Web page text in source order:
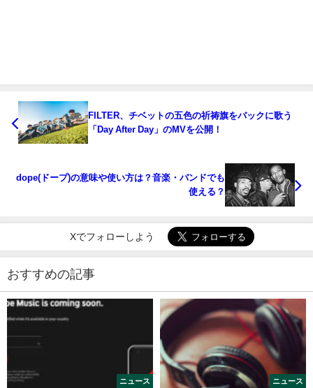
FILTER、チベットの五色の祈祷旗をバックに歌う
「Day After Day」のMVを公開！
dope(ドープ)の意味や使い方は？音楽・バンドでも
使える？
Xでフォローしよう
おすすめの記事
ニュース ニュース